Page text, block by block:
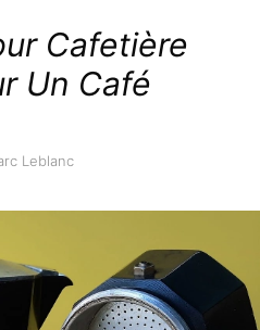
Cafetière
Un Café
Leblanc